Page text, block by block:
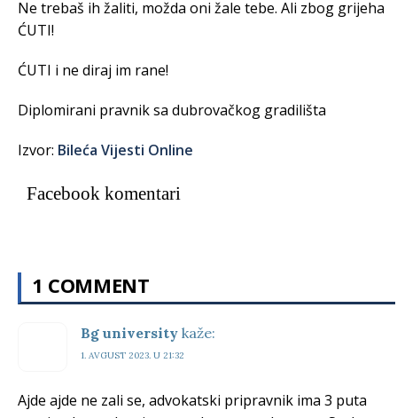
Ne trebaš ih žaliti, možda oni žale tebe. Ali zbog grijeha
ĆUTI!
ĆUTI i ne diraj im rane!
Diplomirani pravnik sa dubrovačkog gradilišta
Izvor: Bileća Vijesti Online
Facebook komentari
1 COMMENT
Bg university kaže:
1. AVGUST 2023. U 21:32
Ajde ajde ne zali se, advokatski pripravnik ima 3 puta